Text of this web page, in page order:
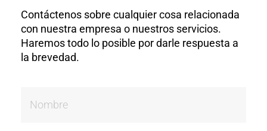
Contáctenos sobre cualquier cosa relacionada
con nuestra empresa o nuestros servicios.
Haremos todo lo posible por darle respuesta a
la brevedad.